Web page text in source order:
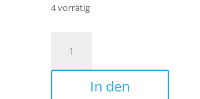
4 vorrätig
Eisenfilter
In den